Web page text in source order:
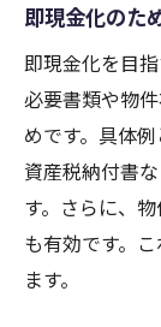
ト
即現金化
大阪
略
短
不動
即現金化のた
即現金化を目
必要書類や物
めです。具体
資産税納付書
す。さらに、
も有効です。
ます。